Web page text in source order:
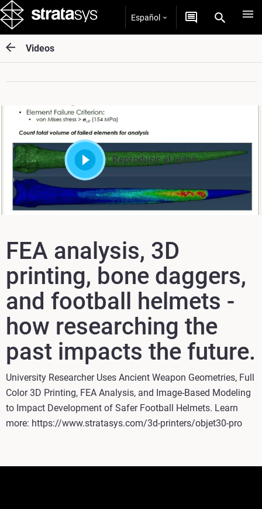
Español
Videos
Reproducir el vídeo
FEA analysis, 3D
printing, bone daggers,
and football helmets -
how researching the
past impacts the future.
University Researcher Uses Ancient Weapon Geometries, Full
Color 3D Printing, FEA Analysis, and Image-Based Modeling
to Impact Development of Safer Football Helmets. Learn
more: https://www.stratasys.com/3d-printers/objet30-pro